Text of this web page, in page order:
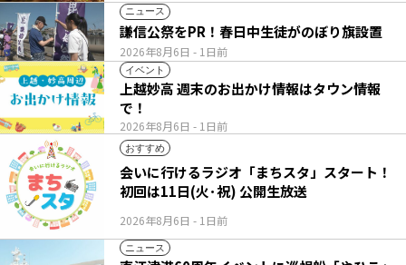
ニュース
2026年8月6日 - 1日前
謙信公祭をPR！春日中生徒がのぼり旗設置
イベント
2026年8月6日 - 1日前
上越妙高 週末のお出かけ情報はタウン情報
で！
おすすめ
2026年8月6日 - 1日前
会いに行けるラジオ「まちスタ」スタート！
初回は11日(火･祝) 公開生放送
ニュース